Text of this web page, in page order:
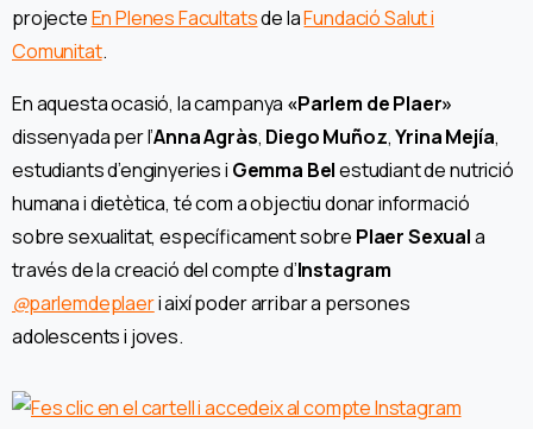
projecteEn Plenes Facultatsde laFundació Salut i
Comunitat.
En aquesta ocasió, la campanya «Parlem de Plaer»
dissenyada per l’Anna Agràs, Diego Muñoz,Yrina Mejía,
estudiants d’enginyeries i Gemma Belestudiant de nutrició
humana i dietètica, té com a objectiu donar informació
sobre sexualitat, específicament sobre Plaer Sexuala
través de la creació del compte d’Instagram
@parlemdeplaeri així poder arribar a persones
adolescents i joves.